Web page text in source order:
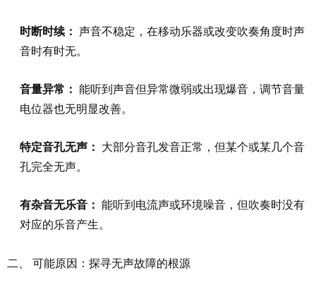
时断时续： 声音不稳定，在移动乐器或改变吹奏角度时声
音时有时无。
音量异常： 能听到声音但异常微弱或出现爆音，调节音量
电位器也无明显改善。
特定音孔无声：
大部分音孔发音正常，但某个或某几个音
孔完全无声。
有杂音无乐音： 能听到电流声或环境噪音，但吹奏时没有
对应的乐音产生。
二、 可能原因：探寻无声故障的根源